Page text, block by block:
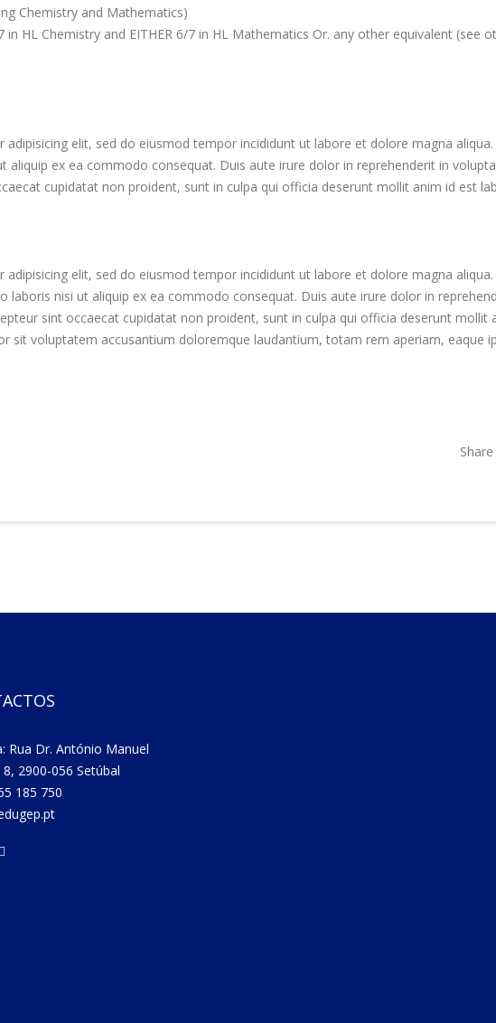
Chemistry and Mathematics)
HL Chemistry and EITHER 6/7 in HL Mathematics Or. any other equivalent (see
elit, sed do eiusmod tempor incididunt ut labore et dolore magna
aliquip ex ea commodo consequat. Duis aute irure dolor in reprehenderit in
cupidatat non proident, sunt in culpa qui officia deserunt mollit anim id est
elit, sed do eiusmod tempor incididunt ut labore et dolore magna
laboris nisi ut aliquip ex ea commodo consequat. Duis aute irure dolor in
sint occaecat cupidatat non proident, sunt in culpa qui officia deserunt mollit
sit voluptatem accusantium doloremque laudantium, totam rem aperiam, eaque
Rua Dr. António Manuel
2900-056 Setúbal
185 750